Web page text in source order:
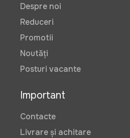
Despre noi
Reduceri
Promotii
Noutăți
Posturi vacante
Important
Contacte
Livrare și achitare